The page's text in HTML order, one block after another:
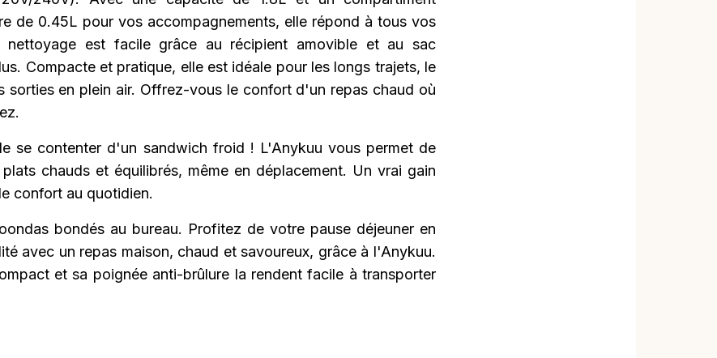
de 0.45L pour vos accompagnements, elle répond à tous vos
nettoyage est facile grâce au récipient amovible et au sac
Compacte et pratique, elle est idéale pour les longs trajets, le
sorties en plein air. Offrez-vous le confort d'un repas chaud où
se contenter d'un sandwich froid ! L'Anykuu vous permet de
chauds et équilibrés, même en déplacement. Un vrai gain
confort au quotidien.
bondés au bureau. Profitez de votre pause déjeuner en
avec un repas maison, chaud et savoureux, grâce à l'Anykuu.
et sa poignée anti-brûlure la rendent facile à transporter